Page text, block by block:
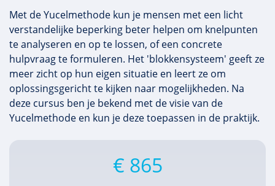
Met de Yucelmethode kun je mensen met een licht
verstandelijke beperking beter helpen om knelpunten
te analyseren en op te lossen, of een concrete
hulpvraag te formuleren. Het 'blokkensysteem' geeft ze
meer zicht op hun eigen situatie en leert ze om
oplossingsgericht te kijken naar mogelijkheden. Na
deze cursus ben je bekend met de visie van de
Yucelmethode en kun je deze toepassen in de praktijk.
€ 865